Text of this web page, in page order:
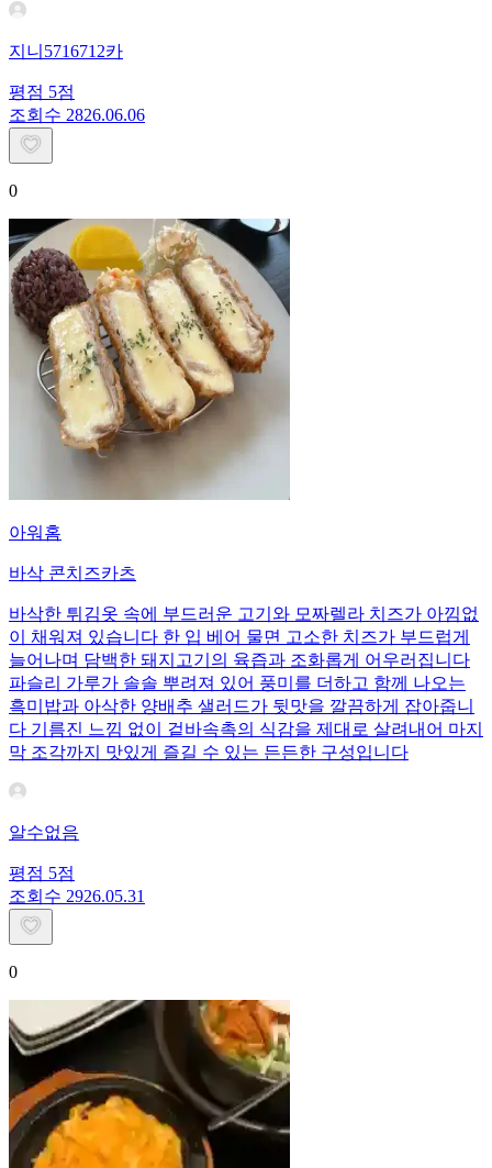
지니5716712카
평점 5점
조회수 2826.06.06
0
아워홈
바삭 콘치즈카츠
바삭한 튀김옷 속에 부드러운 고기와 모짜렐라 치즈가 아낌없
이 채워져 있습니다 한 입 베어 물면 고소한 치즈가 부드럽게
늘어나며 담백한 돼지고기의 육즙과 조화롭게 어우러집니다
파슬리 가루가 솔솔 뿌려져 있어 풍미를 더하고 함께 나오는
흑미밥과 아삭한 양배추 샐러드가 뒷맛을 깔끔하게 잡아줍니
다 기름진 느낌 없이 겉바속촉의 식감을 제대로 살려내어 마지
막 조각까지 맛있게 즐길 수 있는 든든한 구성입니다
알수없음
평점 5점
조회수 2926.05.31
0